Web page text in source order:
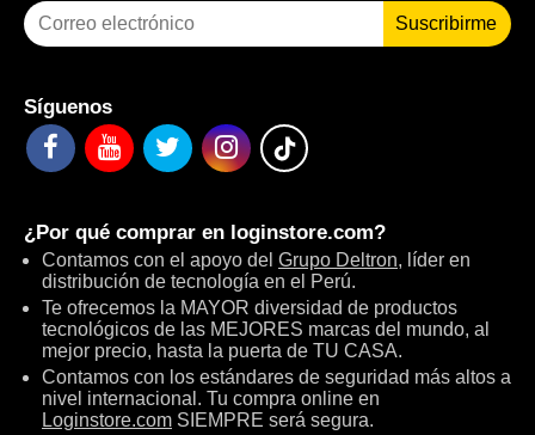
Suscribirme
Síguenos
¿Por qué comprar en loginstore.com?
Contamos con el apoyo del Grupo Deltron, líder en
distribución de tecnología en el Perú.
Te ofrecemos la MAYOR diversidad de productos
tecnológicos de las MEJORES marcas del mundo, al
mejor precio, hasta la puerta de TU CASA.
Contamos con los estándares de seguridad más altos a
nivel internacional. Tu compra online en
Loginstore.com SIEMPRE será segura.